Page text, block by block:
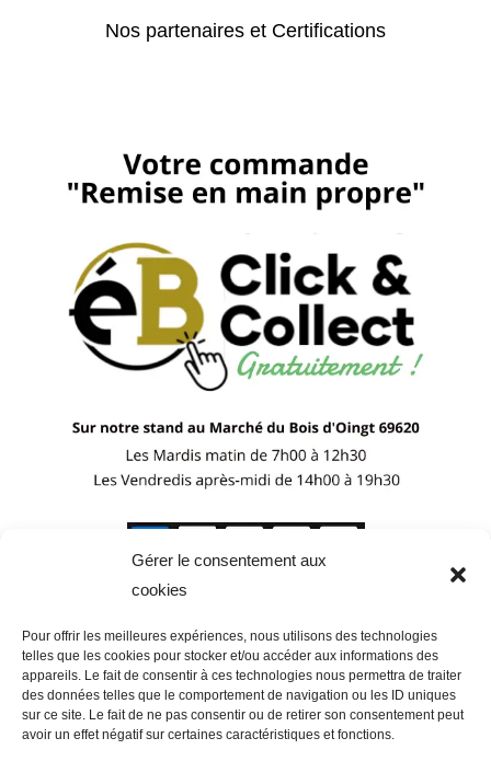
Gérer le consentement aux
cookies
Pour offrir les meilleures expériences, nous utilisons des technologies
telles que les cookies pour stocker et/ou accéder aux informations des
appareils. Le fait de consentir à ces technologies nous permettra de traiter
des données telles que le comportement de navigation ou les ID uniques
sur ce site. Le fait de ne pas consentir ou de retirer son consentement peut
avoir un effet négatif sur certaines caractéristiques et fonctions.
Nos partenaires et Certifications